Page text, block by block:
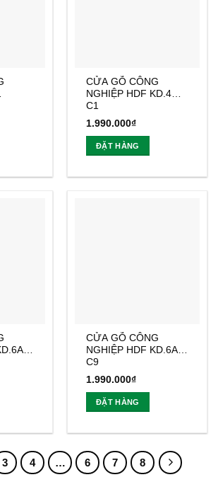
CỬA GỖ CÔNG
NGHIỆP HDF KD.4N-
C1
1.990.000₫
ĐẶT HÀNG
CỬA GỖ CÔNG
NGHIỆP HDF KD.6A-
C9
1.990.000₫
ĐẶT HÀNG
3 4 … 6 7 8